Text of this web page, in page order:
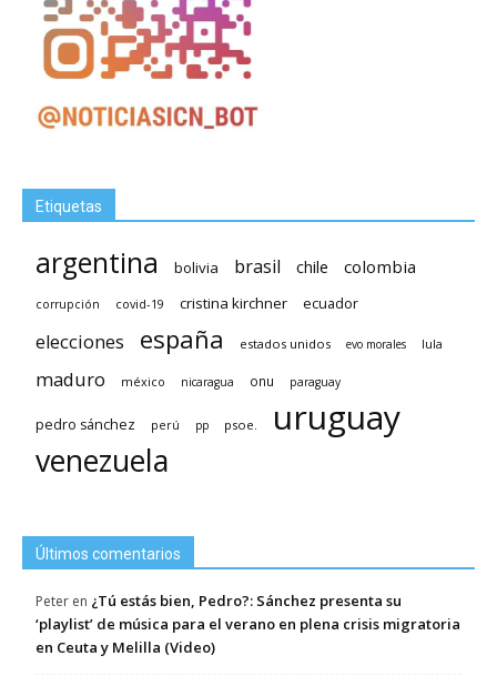
Etiquetas
argentina bolivia brasil chile colombia
corrupción covid-19 cristina kirchner ecuador
elecciones españa estados unidos evo morales lula
maduro méxico nicaragua onu paraguay
pedro sánchez perú pp psoe. uruguay
venezuela
Últimos comentarios
Peter en ¿Tú estás bien, Pedro?: Sánchez presenta su
‘playlist’ de música para el verano en plena crisis migratoria
en Ceuta y Melilla (Video)